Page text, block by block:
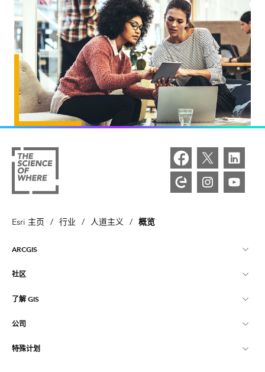
Esri 主页 / 行业 / 人道主义 / 概览
ARCGIS
ArcGIS 概览
制图
社区
Esri 社区
ArcGIS 博客
了解 GIS
什么是 GIS？
位置智能
公司
关于 Esri
特殊计划